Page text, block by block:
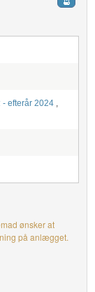
- efterår 2024 ,
ønsker at
på anlægget.